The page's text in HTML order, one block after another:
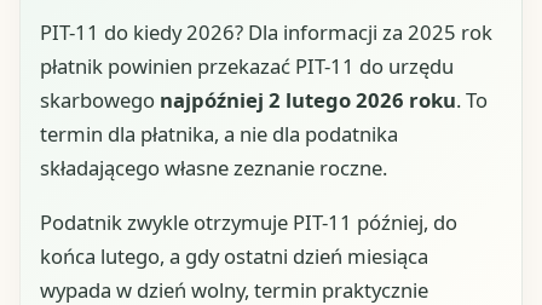
PIT-11 do kiedy 2026? Dla informacji za 2025 rok
płatnik powinien przekazać PIT-11 do urzędu
skarbowego najpóźniej 2 lutego 2026 roku. To
termin dla płatnika, a nie dla podatnika
składającego własne zeznanie roczne.
Podatnik zwykle otrzymuje PIT-11 później, do
końca lutego, a gdy ostatni dzień miesiąca
wypada w dzień wolny, termin praktycznie